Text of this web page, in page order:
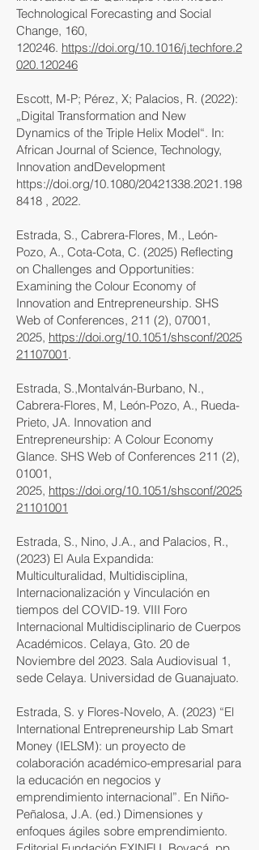
Technological Forecasting and Social
Change, 160,
120246. https://doi.org/10.1016/j.techfore.2
020.120246
Escott, M-P; Pérez, X; Palacios, R. (2022):
„Digital Transformation and New
Dynamics of the Triple Helix Model“. In:
African Journal of Science, Technology,
Innovation andDevelopment
https://doi.org/10.1080/20421338.2021.198
8418 , 2022.
Estrada, S., Cabrera-Flores, M., León-
Pozo, A., Cota-Cota, C. (2025) Reflecting
on Challenges and Opportunities:
Examining the Colour Economy of
Innovation and Entrepreneurship. SHS
Web of Conferences, 211 (2), 07001,
2025, https://doi.org/10.1051/shsconf/2025
21107001.
Estrada, S.,Montalván-Burbano, N.,
Cabrera-Flores, M, León-Pozo, A., Rueda-
Prieto, JA. Innovation and
Entrepreneurship: A Colour Economy
Glance. SHS Web of Conferences 211 (2),
01001,
2025, https://doi.org/10.1051/shsconf/2025
21101001
Estrada, S., Nino, J.A., and Palacios, R.,
(2023) El Aula Expandida:
Multiculturalidad, Multidisciplina,
Internacionalización y Vinculación en
tiempos del COVID-19. VIII Foro
Internacional Multidisciplinario de Cuerpos
Académicos. Celaya, Gto. 20 de
Noviembre del 2023. Sala Audiovisual 1,
sede Celaya. Universidad de Guanajuato.
Estrada, S. y Flores-Novelo, A. (2023) “El
International Entrepreneurship Lab Smart
Money (IELSM): un proyecto de
colaboración académico-empresarial para
la educación en negocios y
emprendimiento internacional”. En Niño-
Peñalosa, J.A. (ed.) Dimensiones y
enfoques ágiles sobre emprendimiento.